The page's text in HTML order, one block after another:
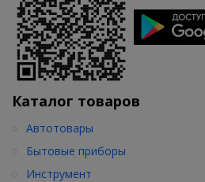
Каталог товаров
Автотовары
Бытовые приборы
Инструмент